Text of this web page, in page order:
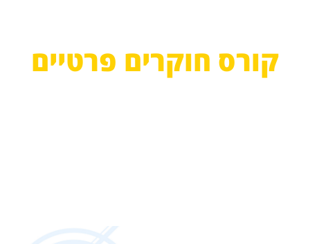
קורס חוקרים פרטיים